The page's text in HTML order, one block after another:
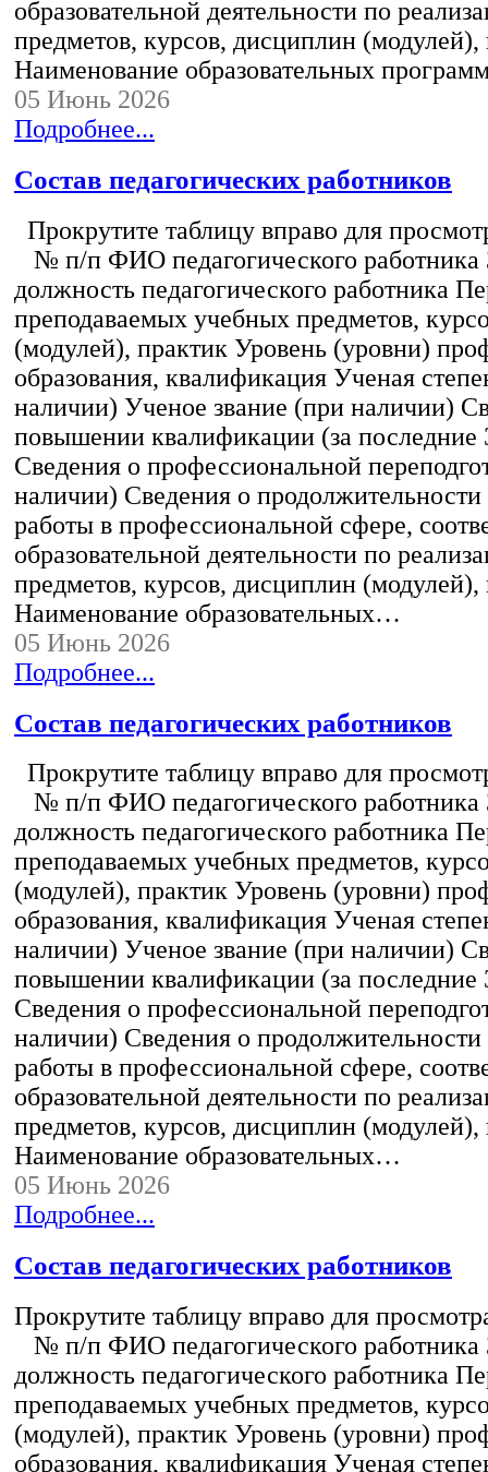
образовательной деятельности по
предметов, курсов, дисциплин (модулей),
Наименование образовательных
05 Июнь 2026
Подробнее...
Состав педагогических работников
Прокрутите таблицу вправо для
№ п/п ФИО педагогического работника
должность педагогического работника
преподаваемых учебных предметов,
(модулей), практик Уровень (уровни)
образования, квалификация Ученая
наличии) Ученое звание (при наличии)
повышении квалификации (за последние
Сведения о профессиональной
наличии) Сведения о
работы в профессиональной сфере,
образовательной деятельности по
предметов, курсов, дисциплин (модулей),
Наименование образовательных…
05 Июнь 2026
Подробнее...
Состав педагогических работников
Прокрутите таблицу вправо для
№ п/п ФИО педагогического работника
должность педагогического работника
преподаваемых учебных предметов,
(модулей), практик Уровень (уровни)
образования, квалификация Ученая
наличии) Ученое звание (при наличии)
повышении квалификации (за последние
Сведения о профессиональной
наличии) Сведения о
работы в профессиональной сфере,
образовательной деятельности по
предметов, курсов, дисциплин (модулей),
Наименование образовательных…
05 Июнь 2026
Подробнее...
Состав педагогических работников
Прокрутите таблицу вправо для
№ п/п ФИО педагогического работника
должность педагогического работника
преподаваемых учебных предметов,
(модулей), практик Уровень (уровни)
образования, квалификация Ученая